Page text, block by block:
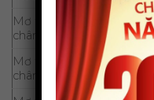
Mơ thấy rắn hổ mang cắn
chân
Mơ thấy 2 con rắn cắn vào
chân